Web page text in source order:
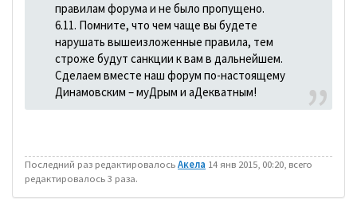
правилам форума и не было пропущено.
6.11. Помните, что чем чаще вы будете
нарушать вышеизложенные правила, тем
строже будут санкции к вам в дальнейшем.
Сделаем вместе наш форум по-настоящему
Динамовским – муДрым и аДекватным!
Последний раз редактировалосьАкела 14 янв 2015, 00:20, всего
редактировалось 3 раза.